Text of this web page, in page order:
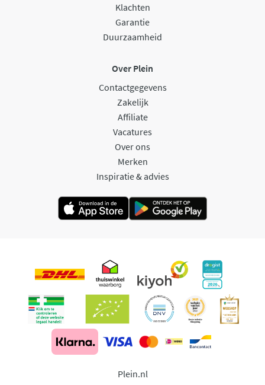
Klachten
Garantie
Duurzaamheid
Over Plein
Contactgegevens
Zakelijk
Affiliate
Vacatures
Over ons
Merken
Inspiratie & advies
Plein.nl